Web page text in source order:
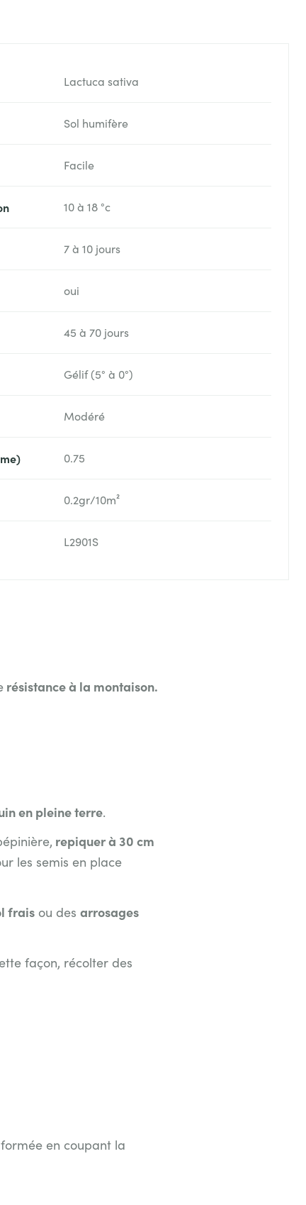
Lactuca sativa
Sol humifère
Facile
10 à 18 °c
7 à 10 jours
oui
45 à 70 jours
Gélif (5° à 0°)
Modéré
0.75
0.2gr/10m²
L2901S
résistance à la montaison.
en pleine terre.
repiquer à 30 cm
les semis en place
frais ou des arrosages
façon, récolter des
en coupant la